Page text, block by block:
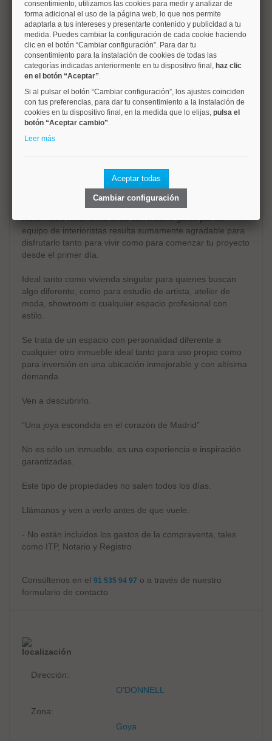
aproximadamente junto a la puerta del Retiro te va a
sorprender porque rompe con todo lo convencional.
Situado en planta sótano pero exterior, sorprende por sus
techos altos y una luminosidad poco habitual que crea un
ambiente acogedor y muy especial y una atmósfera que
Edificio señorial del año 1914 dispone de servicio de
portería y calefacción central; consta de dos dormitorios,
uno de ellos, con un espacio de almacenaje en el techo al
hacen esquina con la calle de Lope de Rueda con
persianas motorizadas por comodidad y un amplio espacio
destinado a la zona de salón comedor.
Reformado hace unos años con mucho gusto por un
equipo de interioristas resulta sumamente agradable para
disfrutarlo tanto para vivir como para comenzar tu proyecto
desde el primer día.
Ideal tanto como vivienda singular para quienes buscan
algo diferente, como para estudio de artista, atelier de
moda, showroom o cualquier espacio profesional con
estilo.
Se trata de un espacio con personalidad diferente a
cualquier otro inmueble ideal tanto para uso propio como
para inversión en una ubicación inmejorable y con altísima
demanda.
Ven a descubrirlo.
“Una joya escondida en el corazón de Madrid”
No es sólo un inmueble, es una experiencia e inspiración
garantizadas.
Este tipo de propiedades no salen todos los días.
Llámanos y ven a verlo antes de que vuele.
- No están incluidos los gastos de la compraventa, tales
como ITP, Notario y Registro
Consúltenos en el 91 535 94 97 o a través de nuestro
formulario de contacto
localización
Dirección:
O'DONNELL
Zona:
Goya
consentimiento, utilizamos las cookies para medir y analizar de
forma adicional el uso de la página web, lo que nos permite
adaptarla a tus intereses y presentarte contenido y publicidad a tu
medida. Puedes cambiar la configuración de cada cookie haciendo
clic en el botón “Cambiar configuración”. Para dar tu
consentimiento para la instalación de cookies de todas las
categorías indicadas anteriormente en tu dispositivo final, haz clic
en el botón “Aceptar”.
Si al pulsar el botón “Cambiar configuración”, los ajustes coinciden
con tus preferencias, para dar tu consentimiento a la instalación de
cookies en tu dispositivo final, en la medida que lo elijas, pulsa el
botón “Aceptar cambio”.
Leer más
Aceptar todas
Cambiar configuración